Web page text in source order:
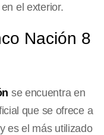
el exterior.
Nación 8
se encuentra en
que se ofrece a
es el más utilizado